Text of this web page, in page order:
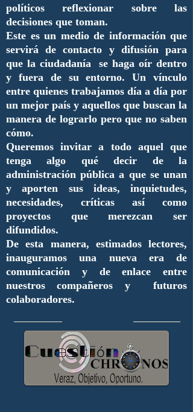
políticos reflexionar sobre las
decisiones que toman.
Este es un medio de información que
servirá de contacto y difusión para
que la ciudadanía se haga oír dentro
y fuera de su entorno. Un vínculo
entre quienes trabajamos día a día por
un mejor país y aquellos que buscan la
manera de lograrlo pero que no saben
cómo.
Queremos invitar a todo aquel que
tenga algo qué decir de la
administración pública a que se unan
y aporten sus ideas, inquietudes,
necesidades, críticas así como
proyectos que merezcan ser
difundidos.
De esta manera, estimados lectores,
inauguramos una nueva era de
comunicación y de enlace entre
nuestros compañeros y futuros
colaboradores.